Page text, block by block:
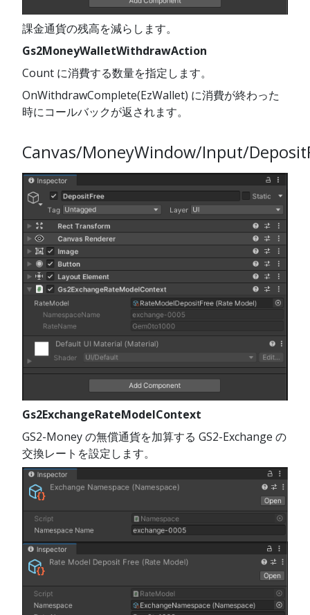
課金通貨の残高を減らします。
Gs2MoneyWalletWithdrawAction
Count に消費する数量を指定します。
OnWithdrawComplete(EzWallet) に消費が終わった
時にコールバックが返されます。
Canvas/MoneyWindow/Input/
Gs2ExchangeRateModelContext
GS2-Money の無償通貨を加算する GS2-Exchange の
交換レートを設定します。